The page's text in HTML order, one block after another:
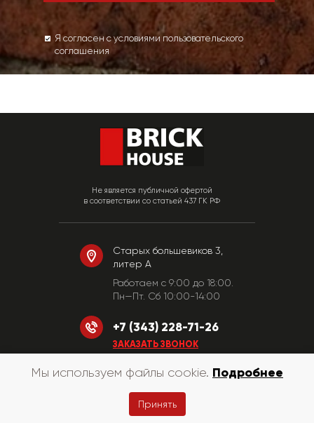
Я согласен с условиями пользовательского
соглашения
Не является публичной офертой
в соответствии со статьей 437 ГК РФ
Старых большевиков 3,
литер А
Работаем c 9:00 до 18:00.
Пн—Пт. Сб 10:00-14:00
+7 (343) 228-71-26
ЗАКАЗАТЬ ЗВОНОК
© «КирпичХаус» 2010-2026
Мы используем файлы cookie. Подробнее
Принять